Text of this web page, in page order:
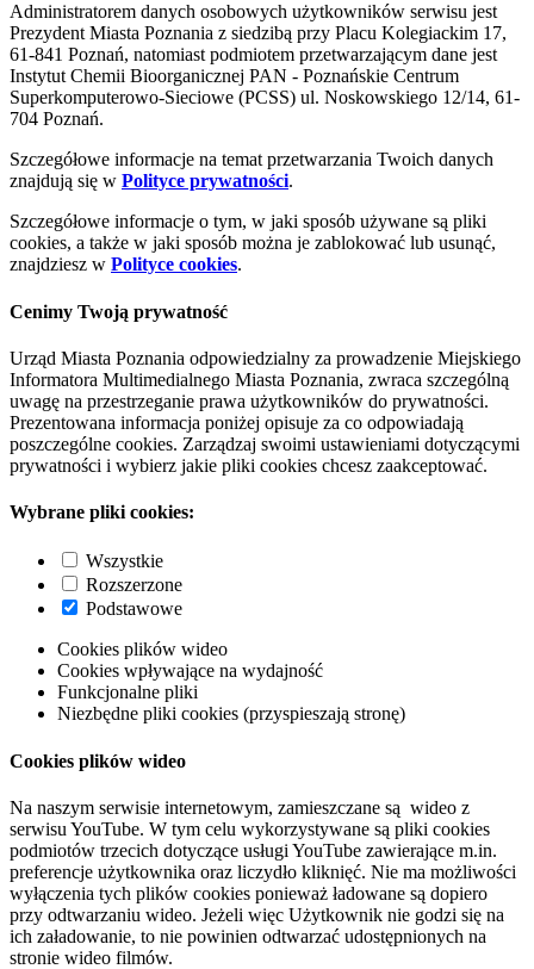
Administratorem danych osobowych użytkowników serwisu jest
Prezydent Miasta Poznania z siedzibą przy Placu Kolegiackim 17,
61-841 Poznań, natomiast podmiotem przetwarzającym dane jest
Instytut Chemii Bioorganicznej PAN - Poznańskie Centrum
Superkomputerowo-Sieciowe (PCSS) ul. Noskowskiego 12/14, 61-
704 Poznań.
Szczegółowe informacje na temat przetwarzania Twoich danych
znajdują się w Polityce prywatności.
Szczegółowe informacje o tym, w jaki sposób używane są pliki
cookies, a także w jaki sposób można je zablokować lub usunąć,
znajdziesz w Polityce cookies.
Cenimy Twoją prywatność
Urząd Miasta Poznania odpowiedzialny za prowadzenie Miejskiego
Informatora Multimedialnego Miasta Poznania, zwraca szczególną
uwagę na przestrzeganie prawa użytkowników do prywatności.
Prezentowana informacja poniżej opisuje za co odpowiadają
poszczególne cookies. Zarządzaj swoimi ustawieniami dotyczącymi
prywatności i wybierz jakie pliki cookies chcesz zaakceptować.
Wybrane pliki cookies:
Wszystkie
Rozszerzone
Podstawowe
Cookies plików wideo
Cookies wpływające na wydajność
Funkcjonalne pliki
Niezbędne pliki cookies (przyspieszają stronę)
Cookies plików wideo
Na naszym serwisie internetowym, zamieszczane są wideo z
serwisu YouTube. W tym celu wykorzystywane są pliki cookies
podmiotów trzecich dotyczące usługi YouTube zawierające m.in.
preferencje użytkownika oraz liczydło kliknięć. Nie ma możliwości
wyłączenia tych plików cookies ponieważ ładowane są dopiero
przy odtwarzaniu wideo. Jeżeli więc Użytkownik nie godzi się na
ich załadowanie, to nie powinien odtwarzać udostępnionych na
stronie wideo filmów.